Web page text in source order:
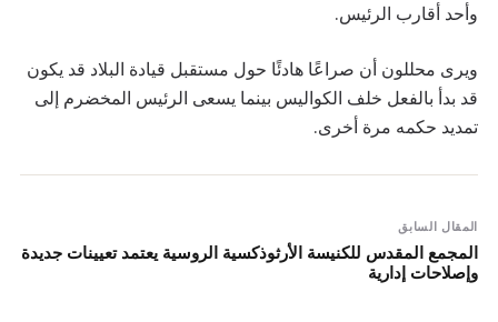
وأحد أقارب الرئيس.
ويرى محللون أن صراعًا هادئًا حول مستقبل قيادة البلاد قد يكون
قد بدأ بالفعل خلف الكواليس بينما يسعى الرئيس المخضرم إلى
تمديد حكمه مرة أخرى.
المقال السابق
المجمع المقدس للكنيسة الأرثوذكسية الروسية يعتمد تعيينات جديدة
وإصلاحات إدارية